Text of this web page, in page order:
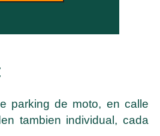
parking de moto, en calle
tambien individual, cada